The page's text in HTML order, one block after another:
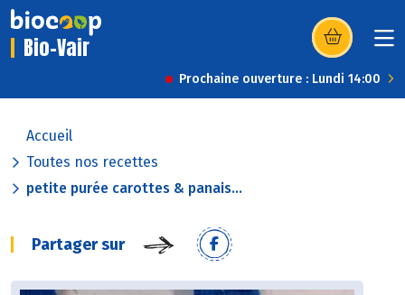
Bio-Vair (s’ouvre dans
Prochaine ouverture : Lundi 14:00
Accueil
Toutes nos recettes
petite purée carottes & panais...
Partager sur